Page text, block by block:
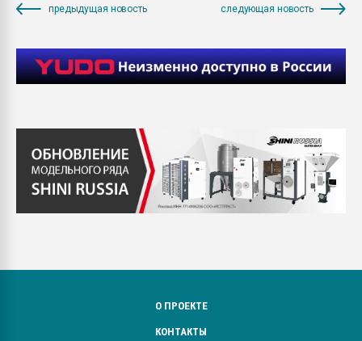
предыдущая новость следующая новость
О ПРОЕКТЕ
КОНТАКТЫ